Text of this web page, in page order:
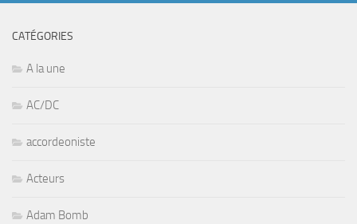
CATÉGORIES
A la une
AC/DC
accordeoniste
Acteurs
Adam Bomb